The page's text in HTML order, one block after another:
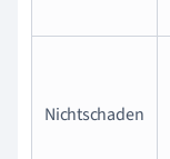
Nichtschaden